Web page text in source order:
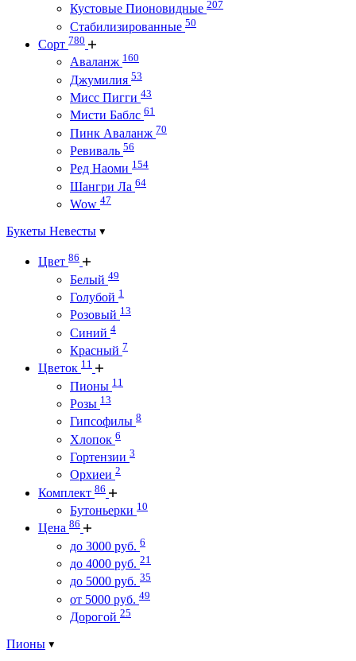
Кустовые Пионовидные 207
Стабилизированные 50
Сорт 780
Аваланж 160
Джумилия 53
Мисс Пигги 43
Мисти Баблс 61
Пинк Аваланж 70
Ревиваль 56
Ред Наоми 154
Шангри Ла 64
Wow 47
Букеты Невесты
Цвет 86
Белый 49
Голубой 1
Розовый 13
Синий 4
Красный 7
Цветок 11
Пионы 11
Розы 13
Гипсофилы 8
Хлопок 6
Гортензии 3
Орхиеи 2
Комплект 86
Бутоньерки 10
Цена 86
до 3000 руб. 6
до 4000 руб. 21
до 5000 руб. 35
от 5000 руб. 49
Дорогой 25
Пионы